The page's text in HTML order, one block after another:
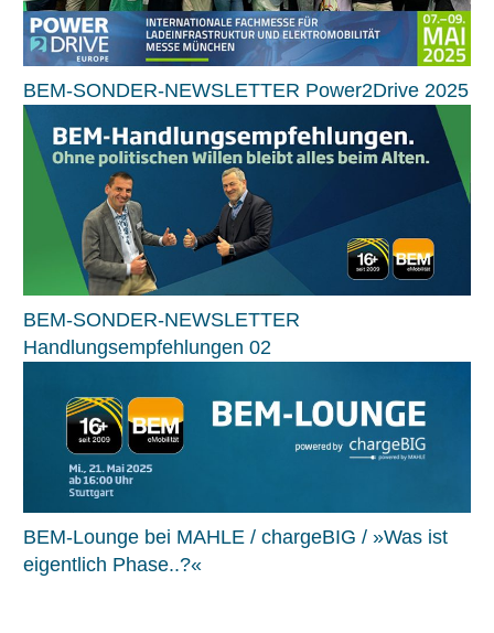
BEM-SONDER-NEWSLETTER Power2Drive 2025
BEM-SONDER-NEWSLETTER
Handlungsempfehlungen 02
BEM-Lounge bei MAHLE / chargeBIG / »Was ist
eigentlich Phase..?«